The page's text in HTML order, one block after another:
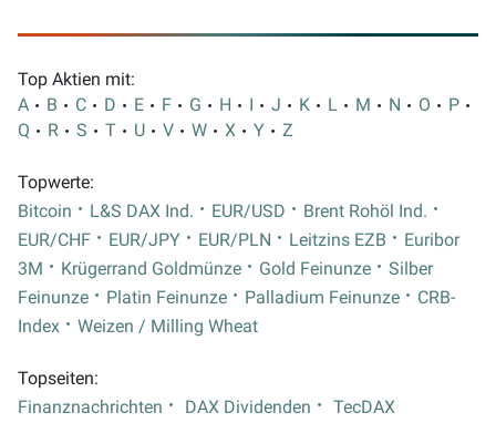
Top Aktien mit:
A
B C D E F G H I J K L M N O
P
Q
R S T U V W X Y Z
Topwerte:
Bitcoin
L&S DAX Ind. EUR/USD
Brent Rohöl Ind.
EUR/CHF
EUR/JPY EUR/PLN Leitzins EZB
Euribor
3M
Krügerrand Goldmünze Gold Feinunze
Silber
Feinunze
Platin Feinunze Palladium Feinunze
CRB-
Index
Weizen / Milling Wheat
Topseiten:
Finanznachrichten
DAX Dividenden TecDAX